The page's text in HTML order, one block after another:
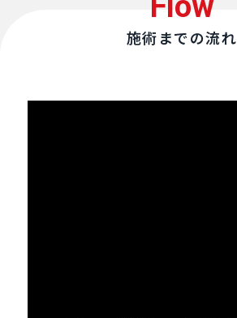
施術までの流れ